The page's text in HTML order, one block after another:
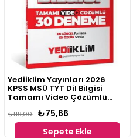
Yediiklim Yayınları 2026
KPSS MSÜ TYT Dil Bilgisi
Tamamı Video Çözümlü
Deneme₺75,66
₺119,00
Sepete Ekle